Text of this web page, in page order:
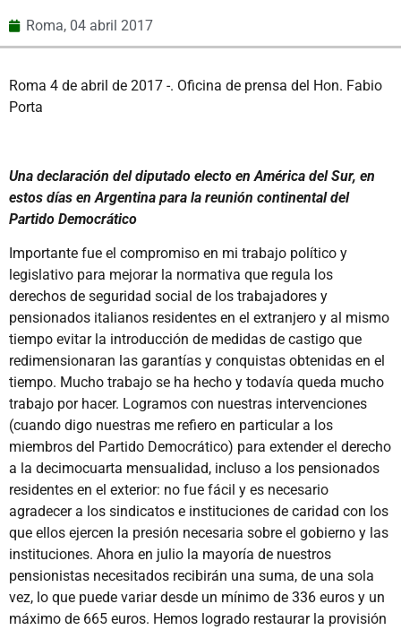
Roma, 04 abril 2017
Roma 4 de abril de 2017 -. Oficina de prensa del Hon. Fabio
Porta
Una declaración del diputado electo en América del Sur, en
estos días en Argentina para la reunión continental del
Partido Democrático
Importante fue el compromiso en mi trabajo político y
legislativo para mejorar la normativa que regula los
derechos de seguridad social de los trabajadores y
pensionados italianos residentes en el extranjero y al mismo
tiempo evitar la introducción de medidas de castigo que
redimensionaran las garantías y conquistas obtenidas en el
tiempo. Mucho trabajo se ha hecho y todavía queda mucho
trabajo por hacer. Logramos con nuestras intervenciones
(cuando digo nuestras me refiero en particular a los
miembros del Partido Democrático) para extender el derecho
a la decimocuarta mensualidad, incluso a los pensionados
residentes en el exterior: no fue fácil y es necesario
agradecer a los sindicatos e instituciones de caridad con los
que ellos ejercen la presión necesaria sobre el gobierno y las
instituciones. Ahora en julio la mayoría de nuestros
pensionistas necesitados recibirán una suma, de una sola
vez, lo que puede variar desde un mínimo de 336 euros y un
máximo de 665 euros. Hemos logrado restaurar la provisión